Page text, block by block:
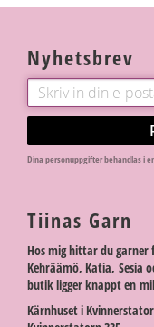
Nyhetsbrev
Dina personuppgifter behandlas i
Tiinas Garn
Hos mig hittar du
Kehräämö, Katia, Sesia
butik ligger knappt en
Kärnhuset i